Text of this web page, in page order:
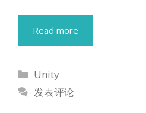
Read more
分
类
Unity
发表评论